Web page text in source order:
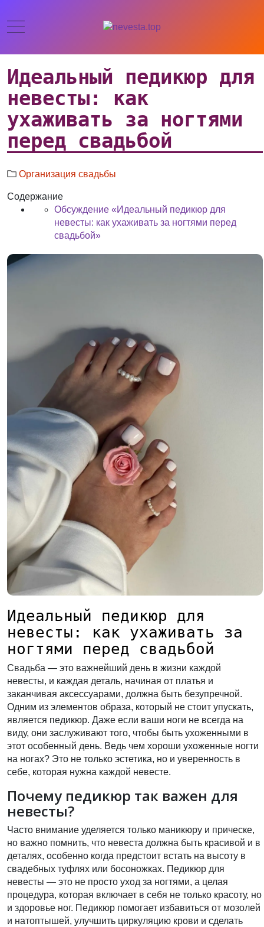
Идеальный педикюр для
невесты: как
ухаживать за ногтями
перед свадьбой
Организация свадьбы
Содержание
Обсуждение «Идеальный педикюр для
невесты: как ухаживать за ногтями перед
свадьбой»
Идеальный педикюр для
невесты: как ухаживать за
ногтями перед свадьбой
Свадьба — это важнейший день в жизни каждой
невесты, и каждая деталь, начиная от платья и
заканчивая аксессуарами, должна быть безупречной.
Одним из элементов образа, который не стоит упускать,
является педикюр. Даже если ваши ноги не всегда на
виду, они заслуживают того, чтобы быть ухоженными в
этот особенный день. Ведь чем хороши ухоженные ногти
на ногах? Это не только эстетика, но и уверенность в
себе, которая нужна каждой невесте.
Почему педикюр так важен для
невесты?
Часто внимание уделяется только маникюру и прическе,
но важно помнить, что невеста должна быть красивой и в
деталях, особенно когда предстоит встать на высоту в
свадебных туфлях или босоножках. Педикюр для
невесты — это не просто уход за ногтями, а целая
процедура, которая включает в себя не только красоту, но
и здоровье ног. Педикюр помогает избавиться от мозолей
и натоптышей, улучшить циркуляцию крови и сделать